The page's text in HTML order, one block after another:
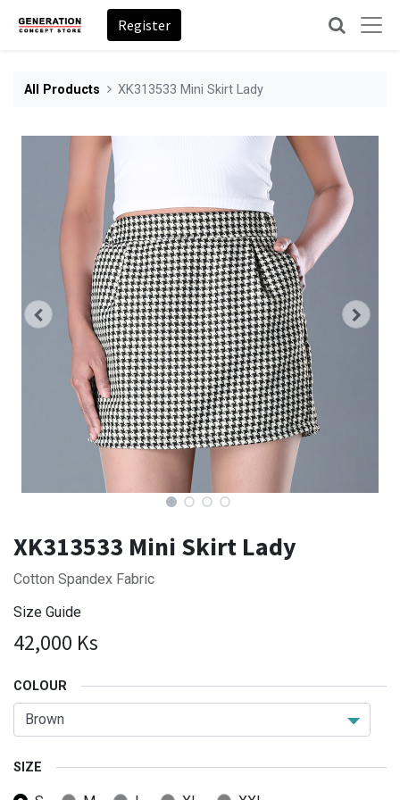
Register
All Products XK313533 Mini Skirt Lady
XK313533 Mini Skirt Lady
Cotton Spandex Fabric
Size Guide
42,000 Ks
COLOUR
SIZE